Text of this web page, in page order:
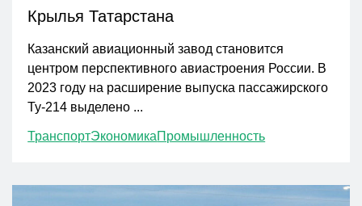
Крылья Татарстана
Казанский авиационный завод становится
центром перспективного авиастроения России. В
2023 году на расширение выпуска пассажирского
Ту-214 выделено ...
ТранспортЭкономикаПромышленность